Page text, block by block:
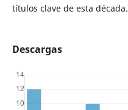
títulos clave de esta década.
Descargas